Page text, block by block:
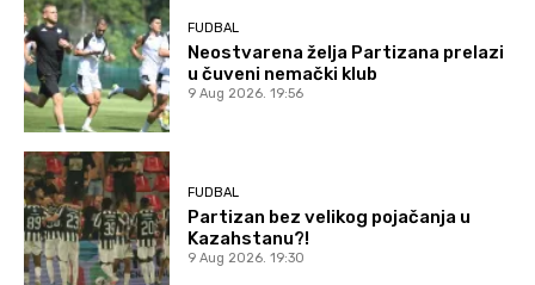
FUDBAL
Neostvarena želja Partizana prelazi
u čuveni nemački klub
9 Aug 2026. 19:56
FUDBAL
Partizan bez velikog pojačanja u
Kazahstanu?!
9 Aug 2026. 19:30